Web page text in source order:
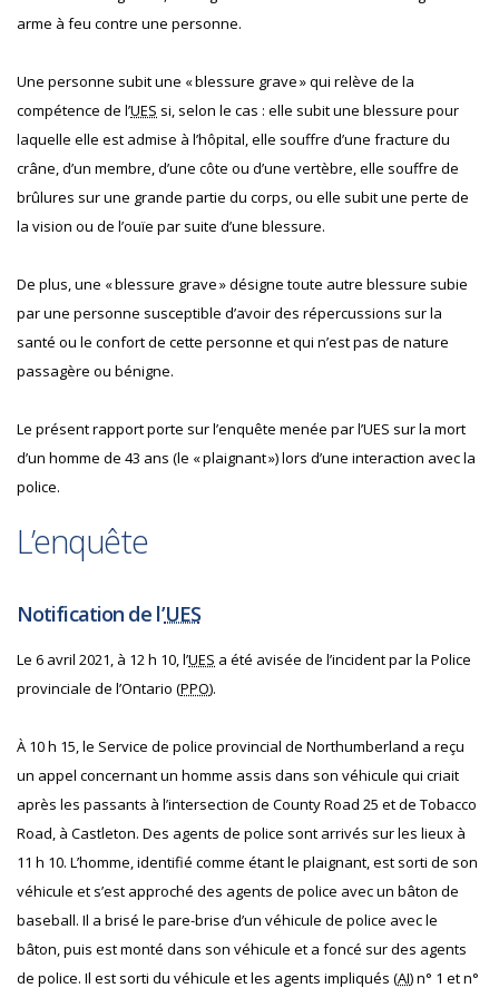
arme à feu contre une personne.
Une personne subit une « blessure grave » qui relève de la
compétence de l’UES si, selon le cas : elle subit une blessure pour
laquelle elle est admise à l’hôpital, elle souffre d’une fracture du
crâne, d’un membre, d’une côte ou d’une vertèbre, elle souffre de
brûlures sur une grande partie du corps, ou elle subit une perte de
la vision ou de l’ouïe par suite d’une blessure.
De plus, une « blessure grave » désigne toute autre blessure subie
par une personne susceptible d’avoir des répercussions sur la
santé ou le confort de cette personne et qui n’est pas de nature
passagère ou bénigne.
Le présent rapport porte sur l’enquête menée par l’UES sur la mort
d’un homme de 43 ans (le « plaignant ») lors d’une interaction avec la
police.
L’enquête
Notification de l’UES
Le 6 avril 2021, à 12 h 10, l’UES a été avisée de l’incident par la Police
provinciale de l’Ontario (PPO).
À 10 h 15, le Service de police provincial de Northumberland a reçu
un appel concernant un homme assis dans son véhicule qui criait
après les passants à l’intersection de County Road 25 et de Tobacco
Road, à Castleton. Des agents de police sont arrivés sur les lieux à
11 h 10. L’homme, identifié comme étant le plaignant, est sorti de son
véhicule et s’est approché des agents de police avec un bâton de
baseball. Il a brisé le pare-brise d’un véhicule de police avec le
bâton, puis est monté dans son véhicule et a foncé sur des agents
de police. Il est sorti du véhicule et les agents impliqués (AI) n° 1 et n°